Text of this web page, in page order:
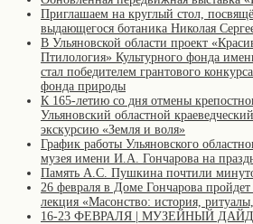
Приглашаем на круглый стол,
выдающегося ботаника Николая
В Ульяновской области проект
Птилология» Культурного фонда
стал победителем грантового
фонда природы
К 165-летию со дня отмены
Ульяновский областной
экскурсию «Земля и воля»
График работы Ульяновского
музея имени И.А. Гончарова на
Память А.С. Пушкина почтили
26 февраля в Доме Гончарова
лекция «Масонство: история,
16-23 ФЕВРАЛЯ | МУЗЕЙНЫЙ